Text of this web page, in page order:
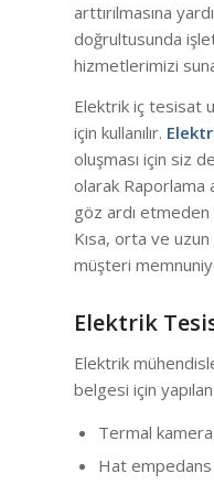
arttırılmasına
doğrultusunda
hizmetlerimizi
Elektrik iç tesisat
için kullanılır.
oluşması için siz
olarak Raporlama
göz ardı
Kısa, orta ve
müşteri
Elektrik
Elektrik
belgesi için
Termal
Hat